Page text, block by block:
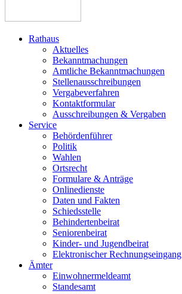
Rathaus
Aktuelles
Bekanntmachungen
Amtliche Bekanntmachungen
Stellenausschreibungen
Vergabeverfahren
Kontaktformular
Ausschreibungen & Vergaben
Service
Behördenführer
Politik
Wahlen
Ortsrecht
Formulare & Anträge
Onlinedienste
Daten und Fakten
Schiedsstelle
Behindertenbeirat
Seniorenbeirat
Kinder- und Jugendbeirat
Elektronischer Rechnungseingang
Ämter
Einwohnermeldeamt
Standesamt